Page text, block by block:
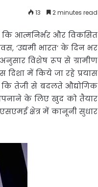
13 2 minutes read
कि आत्मनिर्भर औरविकसित
‘उद्यमी भारत’ के दिन भर
अनुसार विशेष रूप से ग्रामीण
में किये जा रहे प्रयास
तेजी से बदलते औद्योगिक
के लिए खुद को तैयार
क्षेत्र में कानूनी सुधार